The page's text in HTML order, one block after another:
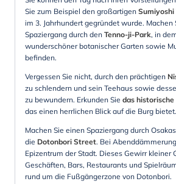
Sie zum Beispiel den großartigen Sumiyoshi
im 3. Jahrhundert gegründet wurde. Machen
Spaziergang durch den Tenno-ji-Park, in
wunderschöner botanischer Garten sowie
befinden.
Vergessen Sie nicht, durch den prächtigen
zu schlendern und sein Teehaus sowie
zu bewundern. Erkunden Sie das historische
das einen herrlichen Blick auf die Burg bietet.
Machen Sie einen Spaziergang durch
die Dotonbori Street. Bei
Epizentrum der Stadt. Dieses Gewirr kleiner
Geschäften, Bars, Restaurants und
rund um die Fußgängerzone von Dotonbori.